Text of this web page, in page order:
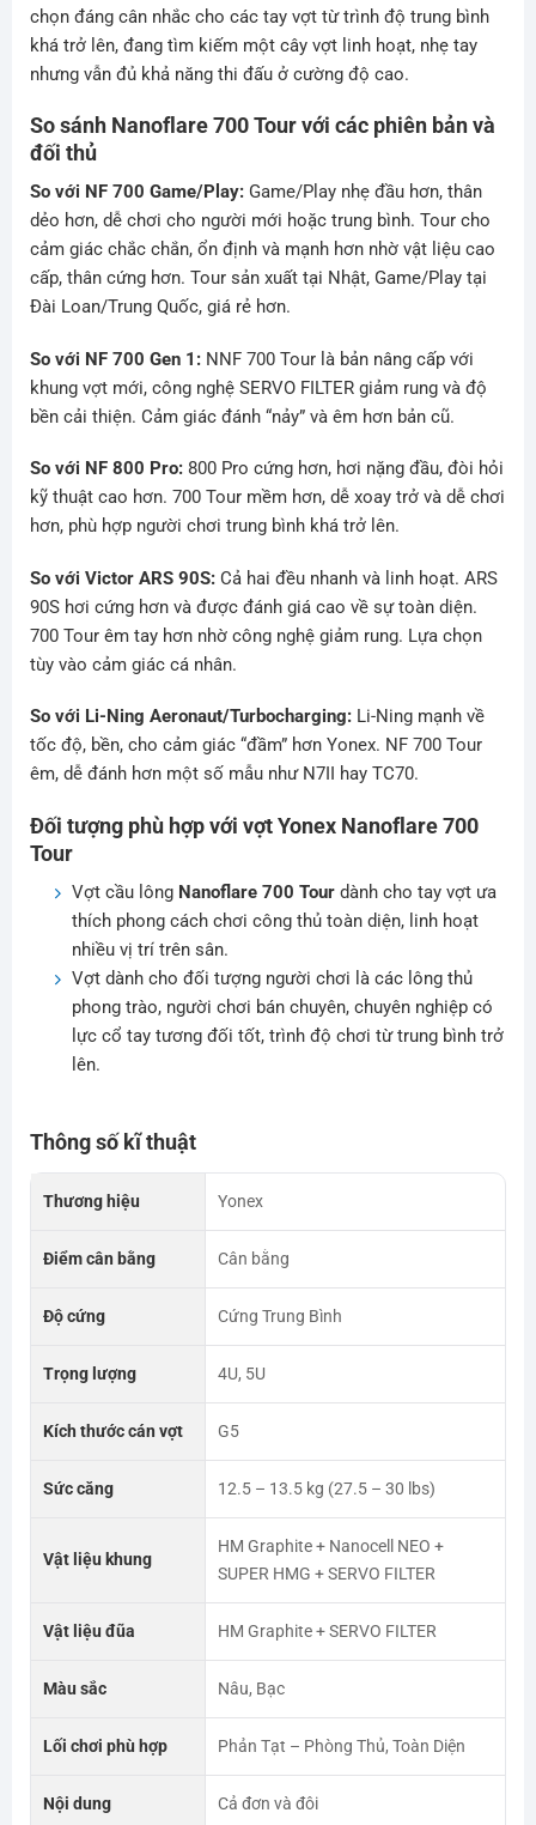
chọn đáng cân nhắc cho các tay vợt từ trình độ trung bình
khá trở lên, đang tìm kiếm một cây vợt linh hoạt, nhẹ tay
nhưng vẫn đủ khả năng thi đấu ở cường độ cao.
So sánh Nanoflare 700 Tour với các phiên bản và
đối thủ
So với NF 700 Game/Play:Game/Play nhẹ đầu hơn, thân
dẻo hơn, dễ chơi cho người mới hoặc trung bình. Tour cho
cảm giác chắc chắn, ổn định và mạnh hơn nhờ vật liệu cao
cấp, thân cứng hơn. Tour sản xuất tại Nhật, Game/Play tại
Đài Loan/Trung Quốc, giá rẻ hơn.
So với NF 700 Gen 1:NNF 700 Tour là bản nâng cấp với
khung vợt mới, công nghệ SERVO FILTER giảm rung và độ
bền cải thiện. Cảm giác đánh “nảy” và êm hơn bản cũ.
So với NF 800 Pro:800 Pro cứng hơn, hơi nặng đầu, đòi hỏi
kỹ thuật cao hơn. 700 Tour mềm hơn, dễ xoay trở và dễ chơi
hơn, phù hợp người chơi trung bình khá trở lên.
So với Victor ARS 90S:Cả hai đều nhanh và linh hoạt. ARS
90S hơi cứng hơn và được đánh giá cao về sự toàn diện.
700 Tour êm tay hơn nhờ công nghệ giảm rung. Lựa chọn
tùy vào cảm giác cá nhân.
So với Li-Ning Aeronaut/Turbocharging:Li-Ning mạnh về
tốc độ, bền, cho cảm giác “đầm” hơn Yonex. NF 700 Tour
êm, dễ đánh hơn một số mẫu như N7II hay TC70.
Đối tượng phù hợp với vợt Yonex Nanoflare 700
Tour
Vợt cầu lông Nanoflare 700 Tourdành cho tay vợt ưa
thích phong cách chơi công thủ toàn diện, linh hoạt
nhiều vị trí trên sân.
Vợt dành cho đối tượng người chơi là các lông thủ
phong trào, người chơi bán chuyên, chuyên nghiệp có
lực cổ tay tương đối tốt, trình độ chơi từ trung bình trở
lên.
Thông số kĩ thuật
Thương hiệu Yonex
Điểm cân bằng Cân bằng
Độ cứng Cứng Trung Bình
Trọng lượng 4U, 5U
Kích thước cán vợt G5
Sức căng 12.5 – 13.5 kg (27.5 – 30 lbs)
Vật liệu khung
HM Graphite + Nanocell NEO +
SUPER HMG + SERVO FILTER
Vật liệu đũa HM Graphite + SERVO FILTER
Màu sắc Nâu, Bạc
Lối chơi phù hợp Phản Tạt – Phòng Thủ, Toàn Diện
Nội dung Cả đơn và đôi